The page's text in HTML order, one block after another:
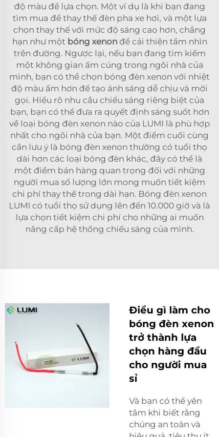
độ màu để lựa chọn. Một ví dụ là khi bạn đang
tìm mua để thay thế đèn pha xe hơi, và một lựa
chọn thay thế với mức độ sáng cao hơn, chẳng
hạn như một bóng xenon để cải thiện tầm nhìn
trên đường. Ngược lại, nếu bạn đang tìm kiếm
một không gian ấm cúng trong ngôi nhà của
mình, bạn có thể chọn bóng đèn xenon với nhiệt
độ màu ấm hơn để tạo ánh sáng dễ chịu và mời
gọi. Hiểu rõ nhu cầu chiếu sáng riêng biệt của
bạn, bạn có thể đưa ra quyết định sáng suốt hơn
về loại bóng đèn xenon nào của LUMI là phù hợp
nhất cho ngôi nhà của bạn. Một điểm cuối cùng
cần lưu ý là bóng đèn xenon thường có tuổi thọ
dài hơn các loại bóng đèn khác, đây có thể là
một điểm bán hàng quan trọng đối với những
người mua số lượng lớn mong muốn tiết kiệm
chi phí thay thế trong dài hạn. Bóng đèn xenon
LUMI có tuổi thọ sử dụng lên đến 10.000 giờ và là
lựa chọn tiết kiệm chi phí cho những ai muốn
nâng cấp hệ thống chiếu sáng của mình.
Điều gì làm cho
bóng đèn xenon
trở thành lựa
chọn hàng đầu
cho người mua
sỉ
Và bạn có thể yên
tâm khi biết rằng
chúng an toàn và